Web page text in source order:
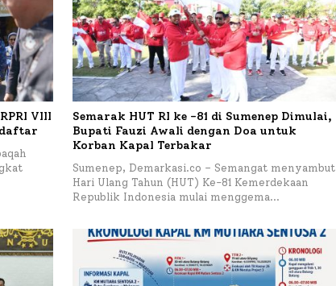
VIII
Semarak HUT RI ke -81 di Sumenep Dimulai,
Bupati Fauzi Awali dengan Doa untuk
Korban Kapal Terbakar
Sumenep, Demarkasi.co – Semangat menyambut
Hari Ulang Tahun (HUT) Ke-81 Kemerdekaan
Republik Indonesia mulai menggema…